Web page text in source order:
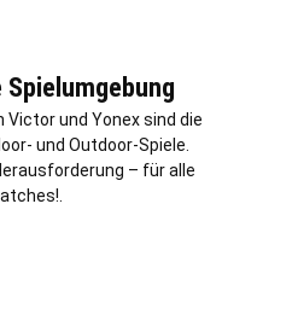
und Yonex sind die
und Outdoor-Spiele.
– für alle